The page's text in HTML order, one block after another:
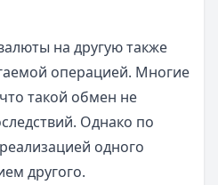
на другую также
операцией. Многие
такой обмен не
Однако по
одного
другого.